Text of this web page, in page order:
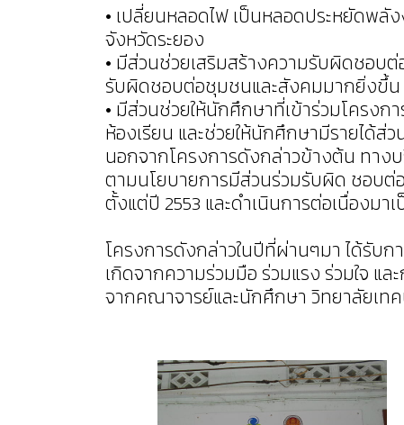
• เปลี่ยนหลอดไฟ เป็นหลอดประหยัดพลั
จังหวัดระยอง
• มีส่วนช่วยเสริมสร้างความรับผิดชอบ
รับผิดชอบต่อชุมชนและสังคมมากยิ่งขึ้น
• มีส่วนช่วยให้นักศึกษาที่เข้าร่วมโครง
ห้องเรียน และช่วยให้นักศึกษามีรายได้ส่
นอกจากโครงการดังกล่าวข้างต้น ทาง
ตามนโยบายการมีส่วนร่วมรับผิด ชอบต่อ
ตั้งแต่ปี 2553 และดำเนินการต่อเนื่องมา
โครงการดังกล่าวในปีที่ผ่านๆมา ได้รับ
เกิดจากความร่วมมือ ร่วมแรง ร่วมใจ
จากคณาจารย์และนักศึกษา วิทยาลัยเท